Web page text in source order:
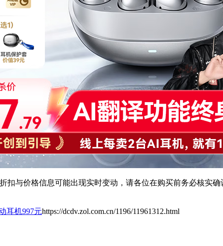
与价格信息可能出现实时变动，请各位在购买前务必核实
耳机997元https://dcdv.zol.com.cn/1196/11961312.html